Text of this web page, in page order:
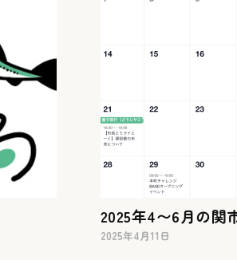
2025年4〜6月の関
2025年4月11日